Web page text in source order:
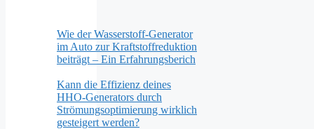
Wie der Wasserstoff-Generator
im Auto zur Kraftstoffreduktion
beiträgt – Ein Erfahrungsberich
Kann die Effizienz deines
HHO-Generators durch
Strömungsoptimierung wirklich
gesteigert werden?